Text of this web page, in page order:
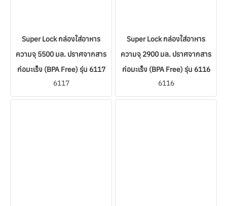
Super Lock กล่องใส่อาหาร
ความจุ 5500 มล. ปราศจากสาร
ก่อมะเร็ง (BPA Free) รุ่น 6117
6117
Super Lock กล่องใส่อาหาร
ความจุ 2900 มล. ปราศจากสาร
ก่อมะเร็ง (BPA Free) รุ่น 6116
6116